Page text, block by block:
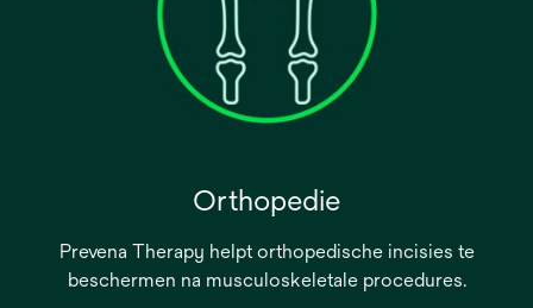
Orthopedie
Prevena Therapy helpt orthopedische incisies te
beschermen na musculoskeletale procedures.